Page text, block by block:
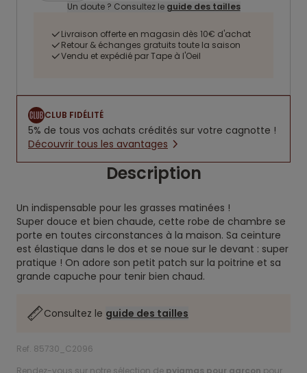
Un doute ? Consultez le guide des tailles
Livraison offerte en magasin dès 10€ d'achat
Retour & échanges gratuits toute la saison
Vendu et expédié par Tape à l'Oeil
CLUB FIDÉLITÉ
5% de tous vos achats crédités sur votre cagnotte !
Découvrir tous les avantages
Description
Un indispensable pour les grasses matinées !
Super douce et bien chaude, cette robe de chambre se
porte en toutes circonstances à la maison. Sa ceinture
est élastique dans le dos et se noue sur le devant : super
pratique ! On adore son petit patch sur la poitrine et sa
grande capuche pour tenir bien chaud.
Consultez le guide des tailles
Ref. 85730_C2096
Rendez-vous sur notre sélection de pyjamas pour garçon pour